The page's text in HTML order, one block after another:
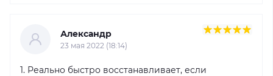
Александр
23 мая 2022 (18:14)
1. Реально быстро восстанавливает, если